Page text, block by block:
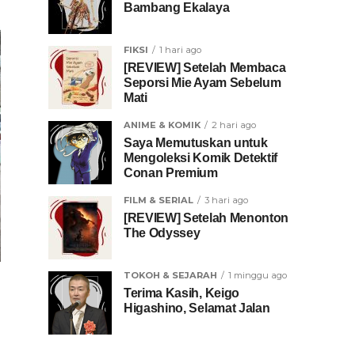
Bambang Ekalaya
FIKSI 1 hari ago
[REVIEW] Setelah Membaca
Seporsi Mie Ayam Sebelum
Mati
ANIME & KOMIK 2 hari ago
Saya Memutuskan untuk
Mengoleksi Komik Detektif
Conan Premium
FILM & SERIAL 3 hari ago
[REVIEW] Setelah Menonton
The Odyssey
TOKOH & SEJARAH 1 minggu ago
Terima Kasih, Keigo
Higashino, Selamat Jalan